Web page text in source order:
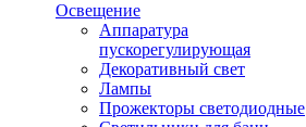
Освещение
Аппаратура
пускорегулирующая
Декоративный свет
Лампы
Прожекторы светодиодные